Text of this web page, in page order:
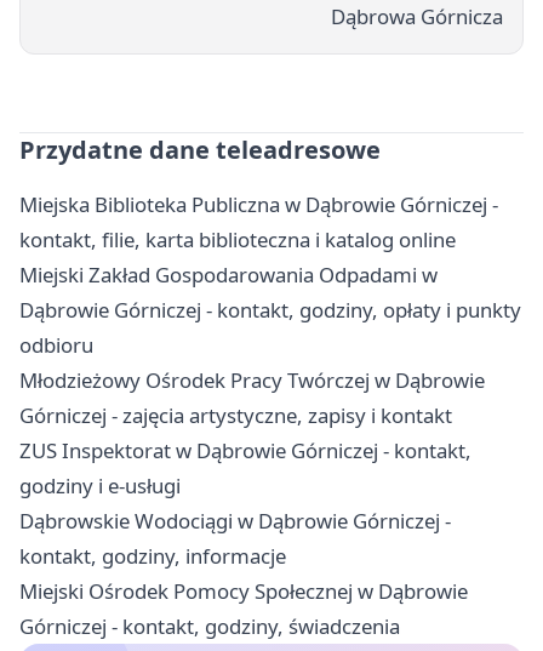
Dąbrowa Górnicza
Przydatne dane teleadresowe
Miejska Biblioteka Publiczna w Dąbrowie Górniczej -
kontakt, filie, karta biblioteczna i katalog online
Miejski Zakład Gospodarowania Odpadami w
Dąbrowie Górniczej - kontakt, godziny, opłaty i punkty
odbioru
Młodzieżowy Ośrodek Pracy Twórczej w Dąbrowie
Górniczej - zajęcia artystyczne, zapisy i kontakt
ZUS Inspektorat w Dąbrowie Górniczej - kontakt,
godziny i e-usługi
Dąbrowskie Wodociągi w Dąbrowie Górniczej -
kontakt, godziny, informacje
Miejski Ośrodek Pomocy Społecznej w Dąbrowie
Górniczej - kontakt, godziny, świadczenia